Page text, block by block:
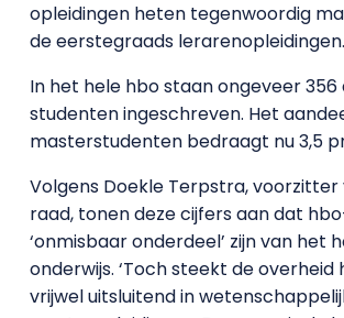
opleidingen heten tegenwoordig
de eerstegraads lerarenopleidingen.
In het hele hbo staan ongeveer 356
studenten ingeschreven. Het
masterstudenten bedraagt nu 3,5
Volgens Doekle Terpstra, voorzitter
raad, tonen deze cijfers aan dat
‘onmisbaar onderdeel’ zijn van het
onderwijs. ‘Toch steekt de overheid
vrijwel uitsluitend in